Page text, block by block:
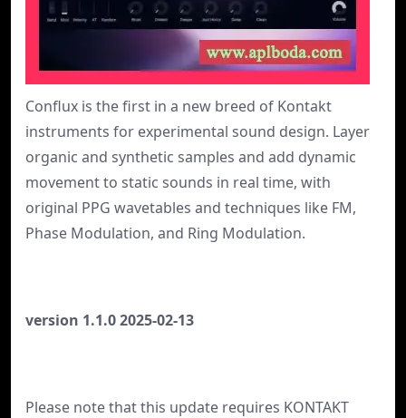
Conflux is the first in a new breed of Kontakt
instruments for experimental sound design. Layer
organic and synthetic samples and add dynamic
movement to static sounds in real time, with
original PPG wavetables and techniques like FM,
Phase Modulation, and Ring Modulation.
version 1.1.0 2025-02-13
Please note that this update requires KONTAKT